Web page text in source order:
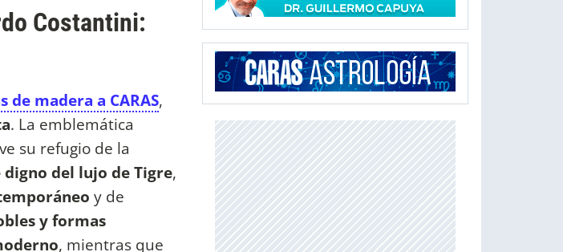
Costantini:
madera a CARAS,
. La emblemática
su refugio de la
digno del lujo de Tigre,
y de
y formas
, mientras que